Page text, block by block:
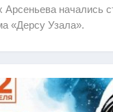
Арсеньева начались
«Дерсу Узала».